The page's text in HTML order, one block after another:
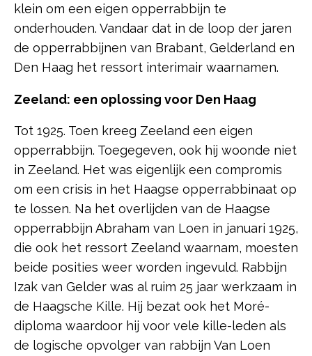
klein om een eigen opperrabbijn te
onderhouden. Vandaar dat in de loop der jaren
de opperrabbijnen van Brabant, Gelderland en
Den Haag het ressort interimair waarnamen.
Zeeland: een oplossing voor Den Haag
Tot 1925. Toen kreeg Zeeland een eigen
opperrabbijn. Toegegeven, ook hij woonde niet
in Zeeland. Het was eigenlijk een compromis
om een crisis in het Haagse opperrabbinaat op
te lossen. Na het overlijden van de Haagse
opperrabbijn Abraham van Loen in januari 1925,
die ook het ressort Zeeland waarnam, moesten
beide posities weer worden ingevuld. Rabbijn
Izak van Gelder was al ruim 25 jaar werkzaam in
de Haagsche Kille. Hij bezat ook het Moré-
diploma waardoor hij voor vele kille-leden als
de logische opvolger van rabbijn Van Loen